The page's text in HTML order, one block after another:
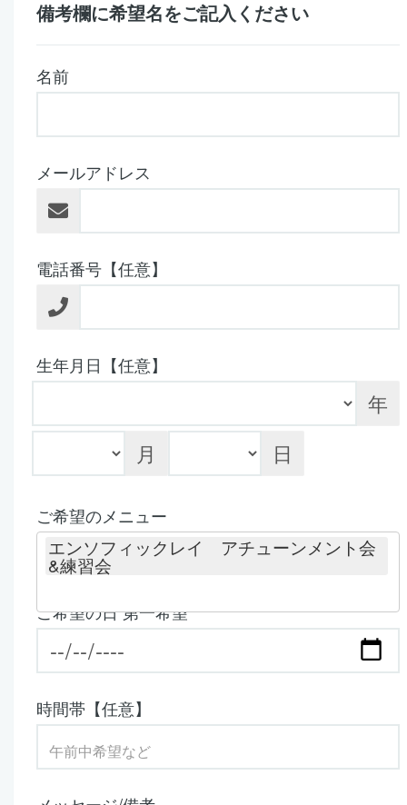
備考欄に希望名をご記入ください
名前
メールアドレス
電話番号【任意】
生年月日【任意】
年
月
日
ご希望のメニュー
エンソフィックレイ アチューンメント会
&練習会
ご希望の日 第一希望
時間帯【任意】